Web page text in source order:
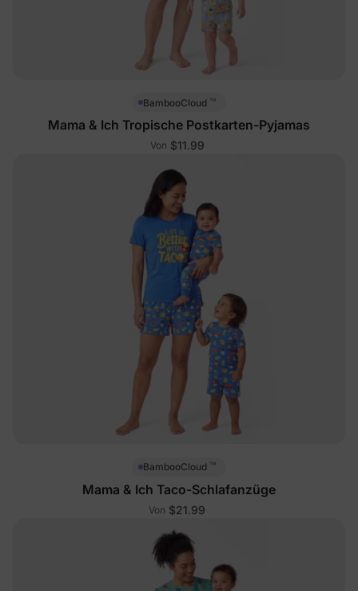
BambooCloud ™
Mama & Ich Tropische Postkarten-Pyjamas
Von $11.99
BambooCloud ™
Mama & Ich Taco-Schlafanzüge
Von $21.99